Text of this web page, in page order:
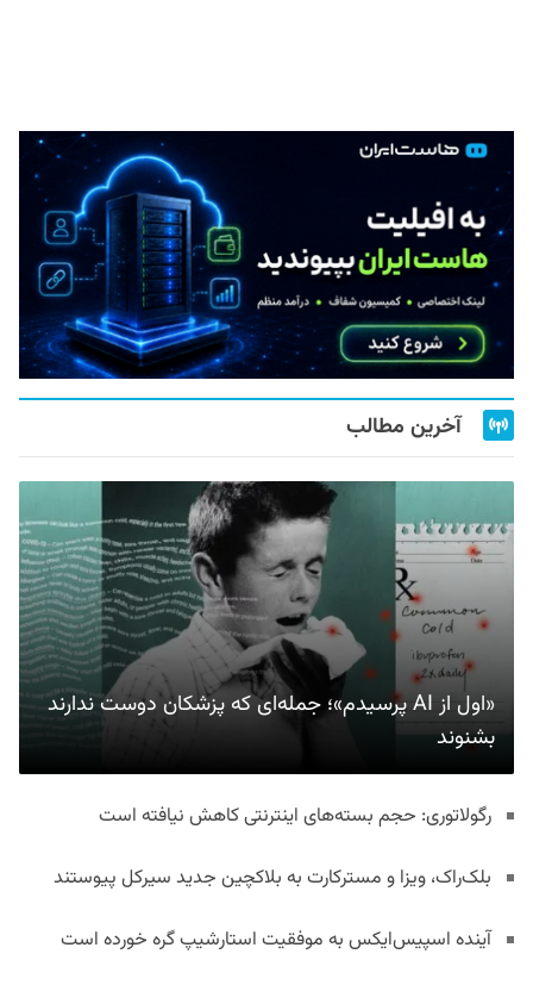
آخرین مطالب
«اول از AI پرسیدم»؛ جمله‌ای که پزشکان دوست ندارند
بشنوند
رگولاتوری: حجم بسته‌های اینترنتی کاهش نیافته است
بلک‌راک، ویزا و مسترکارت به بلاکچین جدید سیرکل پیوستند
آینده اسپیس‌ایکس به موفقیت استارشیپ گره خورده است